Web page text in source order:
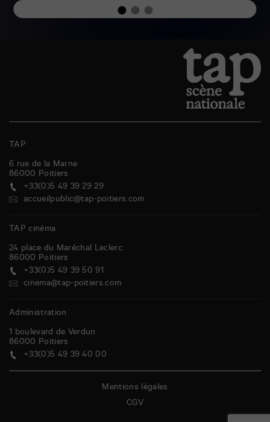
TAP
6 rue de la Marne
86000 Poitiers
+33(0)5 49 39 29 29
accueilpublic@tap-poitiers.com
TAP cinéma
24 place du Maréchal Leclerc
86000 Poitiers
+33(0)5 49 39 50 91
cinema@tap-poitiers.com
Administration
1 boulevard de Verdun
86000 Poitiers
+33(0)5 49 39 40 00
Mentions légales
CGV